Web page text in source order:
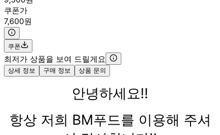
쿠폰가
7,600원
쿠폰
최저가 상품을 보여 드릴게요
상세 정보 구매 정보 상품 문의
안녕하세요!!
항상 저희 BM푸드를 이용해 주셔